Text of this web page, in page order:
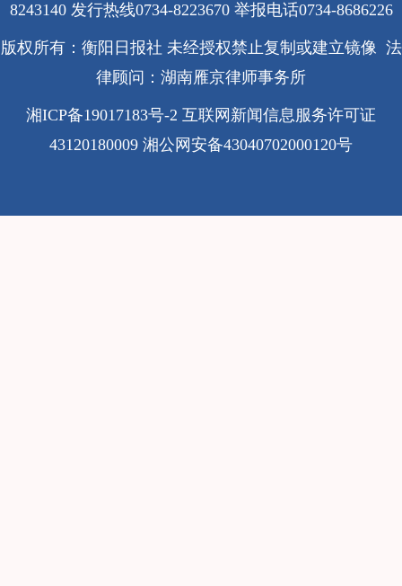
8243140 发行热线0734-8223670 举报电话0734-8686226
版权所有：衡阳日报社 未经授权禁止复制或建立镜像 法
律顾问：湖南雁京律师事务所
湘ICP备19017183号-2 互联网新闻信息服务许可证
43120180009 湘公网安备43040702000120号